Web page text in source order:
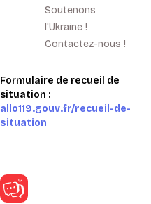
Soutenons
l'Ukraine !
Contactez-nous !
Formulaire de recueil de
situation :
allo119.gouv.fr/recueil-de-
situation